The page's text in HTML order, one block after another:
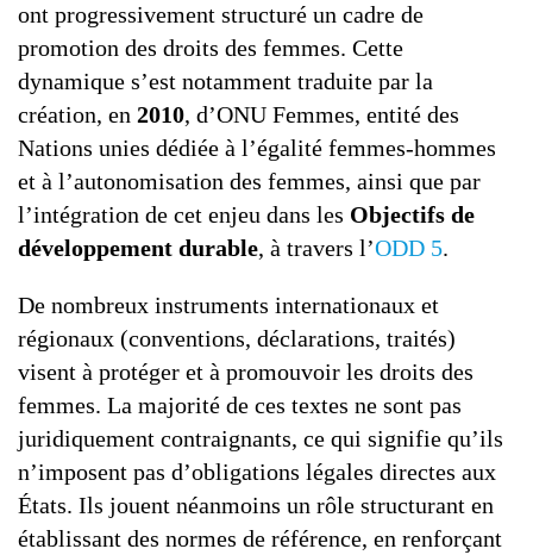
ont progressivement structuré un cadre de
promotion des droits des femmes. Cette
dynamique s’est notamment traduite par la
création, en 2010, d’ONU Femmes, entité des
Nations unies dédiée à l’égalité femmes-hommes
et à l’autonomisation des femmes, ainsi que par
l’intégration de cet enjeu dans les Objectifs de
développement durable, à travers l’ODD 5.
De nombreux instruments internationaux et
régionaux (conventions, déclarations, traités)
visent à protéger et à promouvoir les droits des
femmes. La majorité de ces textes ne sont pas
juridiquement contraignants, ce qui signifie qu’ils
n’imposent pas d’obligations légales directes aux
États. Ils jouent néanmoins un rôle structurant en
établissant des normes de référence, en renforçant